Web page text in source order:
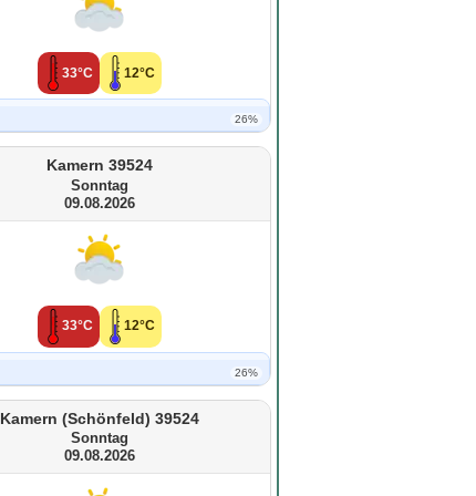
33°C 12°C
26%
Kamern 39524
Sonntag
09.08.2026
33°C 12°C
26%
Kamern (Schönfeld) 39524
Sonntag
09.08.2026